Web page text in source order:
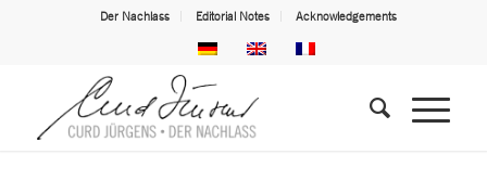
Der Nachlass Editorial Notes Acknowledgements